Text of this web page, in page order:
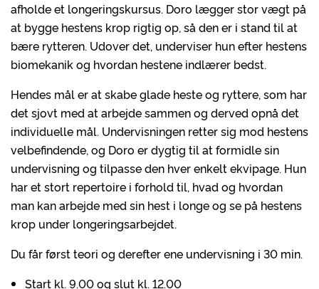
afholde et longeringskursus. Doro lægger stor vægt på
at bygge hestens krop rigtig op, så den er i stand til at
bære rytteren. Udover det, underviser hun efter hestens
biomekanik og hvordan hestene indlærer bedst.
Hendes mål er at skabe glade heste og ryttere, som har
det sjovt med at arbejde sammen og derved opnå det
individuelle mål. Undervisningen retter sig mod hestens
velbefindende, og Doro er dygtig til at formidle sin
undervisning og tilpasse den hver enkelt ekvipage. Hun
har et stort repertoire i forhold til, hvad og hvordan
man kan arbejde med sin hest i longe og se på hestens
krop under longeringsarbejdet.
Du får først teori og derefter ene undervisning i 30 min.
Start kl. 9.00 og slut kl. 12.00